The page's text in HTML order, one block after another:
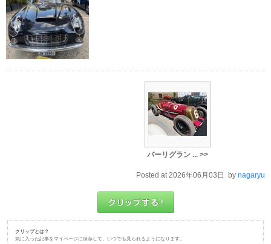
バーリグラン ... >>
Posted at 2026年06月03日 by nagaryu
クリップとは？
気に入った記事をマイページに保存して、いつでも見られるようになります。